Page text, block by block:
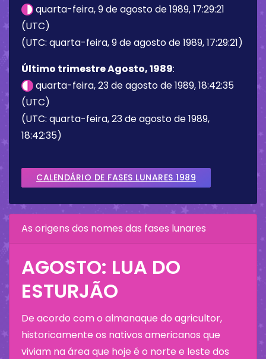
quarta-feira, 9 de agosto de 1989, 17:29:21
(UTC)
(UTC: quarta-feira, 9 de agosto de 1989, 17:29:21)
Último trimestre Agosto, 1989:
quarta-feira, 23 de agosto de 1989, 18:42:35
(UTC)
(UTC: quarta-feira, 23 de agosto de 1989,
18:42:35)
CALENDÁRIO DE FASES LUNARES 1989
As origens dos nomes das fases lunares
AGOSTO: LUA DO
ESTURJÃO
De acordo com o almanaque do agricultor,
historicamente os nativos americanos que
viviam na área que hoje é o norte e leste dos